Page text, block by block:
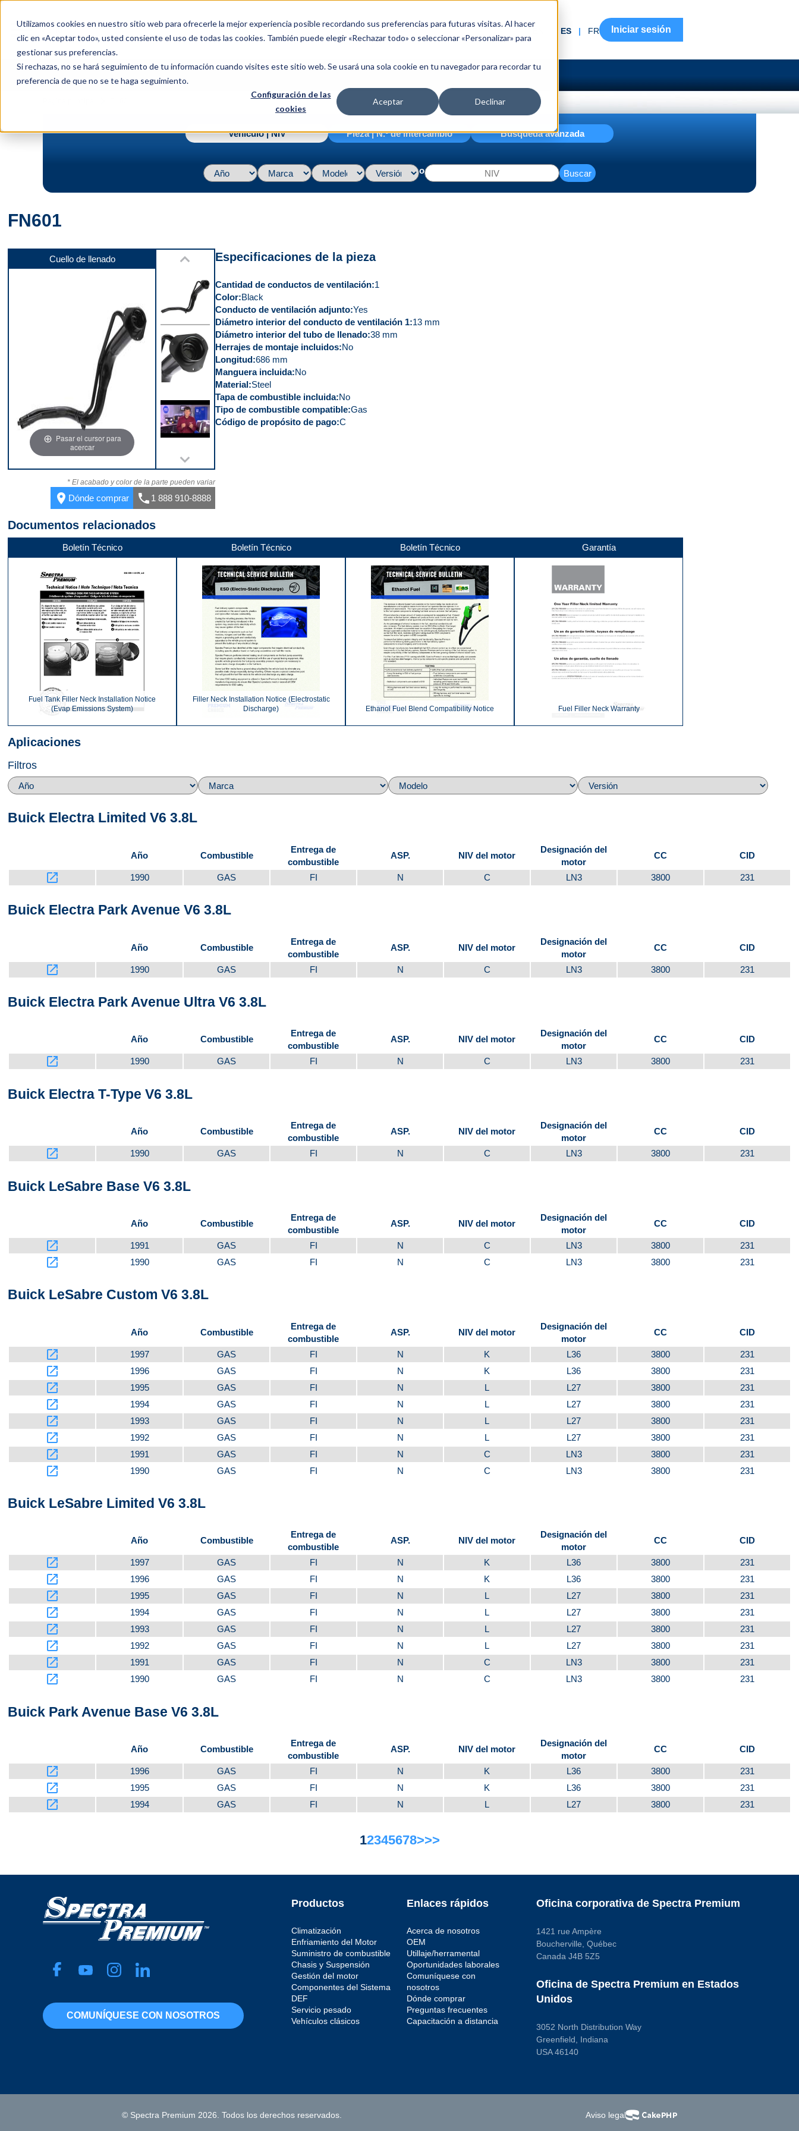
Utilizamos cookies en nuestro sitio web para ofrecerle la mejor experiencia posible recordando sus preferencias para futuras visitas. Al hacer
clic en «Aceptar todo», usted consiente el uso de todas las cookies. También puede elegir «Rechazar todo» o seleccionar «Personalizar» para
gestionar sus preferencias.
Si rechazas, no se hará seguimiento de tu información cuando visites este sitio web. Se usará una sola cookie en tu navegador para recordar tu
preferencia de que no se te haga seguimiento.
Configuración de las
cookies
Aceptar Declinar
menu Menu ES | FR Iniciar sesión
Vehículo | NIV Pieza | N.º de intercambio Búsqueda avanzada
o Buscar
FN601
Cuello de llenado
Pasar el cursor para
acercar
Video 2
Parte delantera
Parte superior
Video 1
Parte delantera
* El acabado y color de la parte pueden variar
place Dónde comprar call 1 888 910-8888
Especificaciones de la pieza
Cantidad de conductos de ventilación 1
Color Black
Conducto de ventilación adjunto Yes
Diámetro interior del conducto de ventilación 1 13 mm
Diámetro interior del tubo de llenado 38 mm
Herrajes de montaje incluidos No
Longitud 686 mm
Manguera incluida No
Material Steel
Tapa de combustible incluida No
Tipo de combustible compatible Gas
Código de propósito de pago C
Documentos relacionados
Boletín Técnico
Fuel Tank Filler Neck Installation Notice
(Evap Emissions System)
Boletín Técnico
Filler Neck Installation Notice (Electrostatic
Discharge)
Boletín Técnico
Ethanol Fuel Blend Compatibility Notice
Garantía
Fuel Filler Neck Warranty
Aplicaciones
Filtros
Buick Electra Limited V6 3.8L
Año Combustible
Entrega de
combustible
ASP. NIV del motor
Designación del
motor
CC CID
launch 1990 GAS FI N C LN3 3800 231
Buick Electra Park Avenue V6 3.8L
Año Combustible
Entrega de
combustible
ASP. NIV del motor
Designación del
motor
CC CID
launch 1990 GAS FI N C LN3 3800 231
Buick Electra Park Avenue Ultra V6 3.8L
Año Combustible
Entrega de
combustible
ASP. NIV del motor
Designación del
motor
CC CID
launch 1990 GAS FI N C LN3 3800 231
Buick Electra T-Type V6 3.8L
Año Combustible
Entrega de
combustible
ASP. NIV del motor
Designación del
motor
CC CID
launch 1990 GAS FI N C LN3 3800 231
Buick LeSabre Base V6 3.8L
Año Combustible
Entrega de
combustible
ASP. NIV del motor
Designación del
motor
CC CID
launch 1991 GAS FI N C LN3 3800 231
launch 1990 GAS FI N C LN3 3800 231
Buick LeSabre Custom V6 3.8L
Año Combustible
Entrega de
combustible
ASP. NIV del motor
Designación del
motor
CC CID
launch 1997 GAS FI N K L36 3800 231
launch 1996 GAS FI N K L36 3800 231
launch 1995 GAS FI N L L27 3800 231
launch 1994 GAS FI N L L27 3800 231
launch 1993 GAS FI N L L27 3800 231
launch 1992 GAS FI N L L27 3800 231
launch 1991 GAS FI N C LN3 3800 231
launch 1990 GAS FI N C LN3 3800 231
Buick LeSabre Limited V6 3.8L
Año Combustible
Entrega de
combustible
ASP. NIV del motor
Designación del
motor
CC CID
launch 1997 GAS FI N K L36 3800 231
launch 1996 GAS FI N K L36 3800 231
launch 1995 GAS FI N L L27 3800 231
launch 1994 GAS FI N L L27 3800 231
launch 1993 GAS FI N L L27 3800 231
launch 1992 GAS FI N L L27 3800 231
launch 1991 GAS FI N C LN3 3800 231
launch 1990 GAS FI N C LN3 3800 231
Buick Park Avenue Base V6 3.8L
Año Combustible
Entrega de
combustible
ASP. NIV del motor
Designación del
motor
CC CID
launch 1996 GAS FI N K L36 3800 231
launch 1995 GAS FI N K L36 3800 231
launch 1994 GAS FI N L L27 3800 231
12345678>>>
COMUNÍQUESE CON NOSOTROS
Productos
Climatización
Enfriamiento del Motor
Suministro de combustible
Chasis y Suspensión
Gestión del motor
Componentes del Sistema
DEF
Servicio pesado
Vehículos clásicos
Enlaces rápidos
Acerca de nosotros
OEM
Utillaje/herramental
Oportunidades laborales
Comuníquese con
nosotros
Dónde comprar
Preguntas frecuentes
Capacitación a distancia
Oficina corporativa de Spectra Premium
1421 rue Ampère
Boucherville, Québec
Canada J4B 5Z5
Oficina de Spectra Premium en Estados
Unidos
3052 North Distribution Way
Greenfield, Indiana
USA 46140
© Spectra Premium 2026. Todos los derechos reservados. Aviso legal